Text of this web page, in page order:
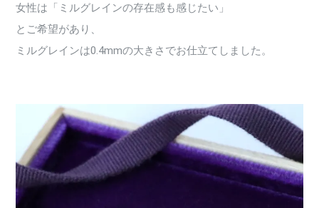
女性は「ミルグレインの存在感も感じたい」
とご希望があり、
ミルグレインは0.4mmの大きさでお仕立てしました。